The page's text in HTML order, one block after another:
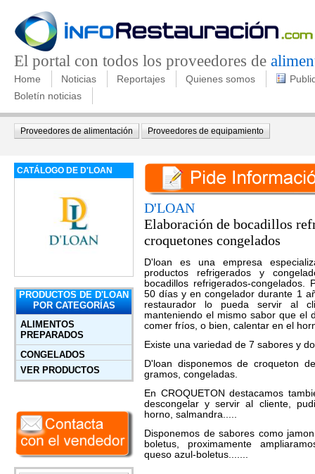
El portal con todos los proveedores de
Home Noticias Reportajes Quienes somos
Boletín noticias
Proveedores de alimentación Proveedores de equipamiento
CATÁLOGO DE D'LOAN
PRODUCTOS DE D'LOAN
POR CATEGORÍAS
ALIMENTOS
PREPARADOS
CONGELADOS
VER PRODUCTOS
D'LOAN
Elaboración de bocadillos
croquetones congelados
D'loan es una empresa
productos refrigerados y
bocadillos refrigerados-
50 días y en congelador durante 1
restaurador lo pueda servir al
manteniendo el mismo sabor que el
comer fríos, o bien, calentar en el
Existe una variedad de 7 sabores y
D'loan disponemos de croqueton
gramos, congeladas.
En CROQUETON destacamos
descongelar y servir al cliente,
horno, salmandra.....
Disponemos de sabores como
boletus, proximamente
queso azul-boletus.......